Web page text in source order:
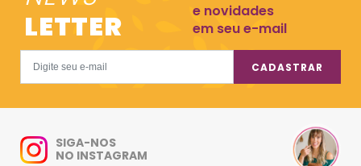
LETTER
e novidades
em seu e-mail
CADASTRAR
SIGA-NOS
NO INSTAGRAM